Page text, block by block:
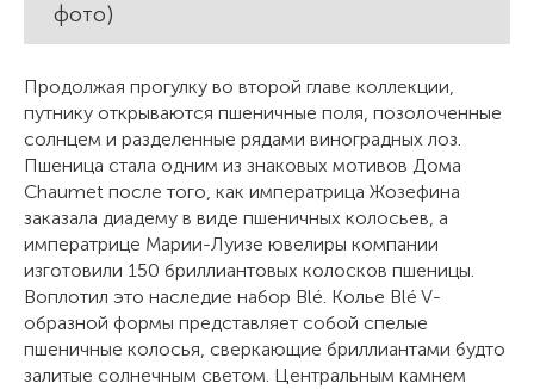
фото)
Продолжая прогулку во второй главе коллекции,
путнику открываются пшеничные поля, позолоченные
солнцем и разделенные рядами виноградных лоз.
Пшеница стала одним из знаковых мотивов Дома
Chaumet после того, как императрица Жозефина
заказала диадему в виде пшеничных колосьев, а
императрице Марии-Луизе ювелиры компании
изготовили 150 бриллиантовых колосков пшеницы.
Воплотил это наследие набор Blé. Колье Blé V-
образной формы представляет собой спелые
пшеничные колосья, сверкающие бриллиантами будто
залитые солнечным светом. Центральным камнем